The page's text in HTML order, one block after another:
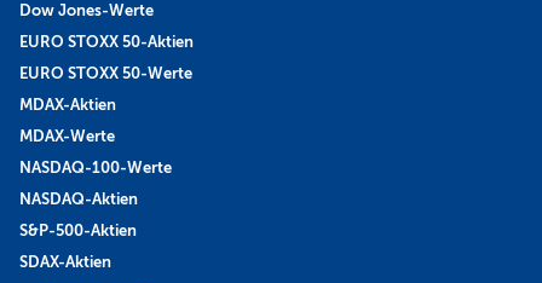
Dow Jones-Werte
EURO STOXX 50-Aktien
EURO STOXX 50-Werte
MDAX-Aktien
MDAX-Werte
NASDAQ-100-Werte
NASDAQ-Aktien
S&P-500-Aktien
SDAX-Aktien